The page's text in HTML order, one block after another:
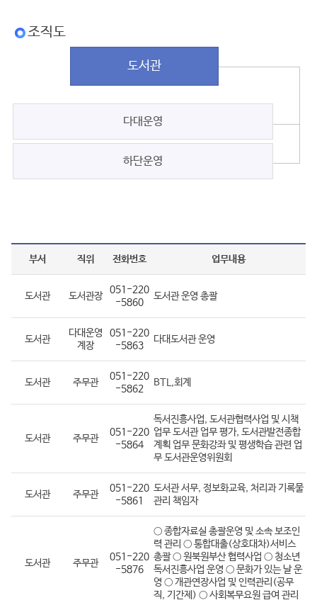
조직도
도서관
다대운영
하단운영
부서 직위 전화번호 업무내용
도서관 도서관장
051-220
-5860
도서관 운영 총괄
도서관
다대운영
계장
051-220
-5863
다대도서관 운영
도서관 주무관
051-220
-5862
BTL,회계
도서관 주무관
051-220
-5864
독서진흥사업, 도서관협력사업 및 시책
업무 도서관 업무 평가, 도서관발전종합
계획 업무 문화강좌 및 평생학습 관련 업
무 도서관운영위원회
도서관 주무관
051-220
-5861
도서관 서무, 정보화교육, 처리과 기록물
관리 책임자
도서관 주무관
051-220
-5876
○ 종합자료실 총괄운영 및 소속 보조인
력 관리 ○ 통합대출(상호대차)서비스
총괄 ○ 원북원부산 협력사업 ○ 청소년
독서진흥사업 운영 ○ 문화가 있는 날 운
영 ○ 개관연장사업 및 인력관리(공무
직, 기간제) ○ 사회복무요원 급여 관리